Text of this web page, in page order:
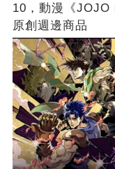
10，動漫《JOJO
原創週邊商品